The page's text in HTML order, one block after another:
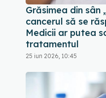
Grăsimea din sân
cancerul să se
Medicii ar putea
tratamentul
25 iun 2026, 10:45